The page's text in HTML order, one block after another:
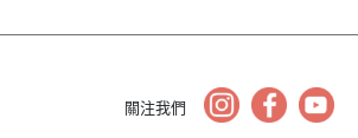
關注我們